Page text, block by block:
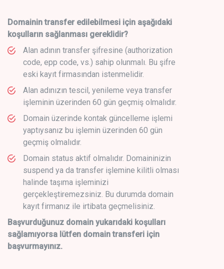
Domainin transfer edilebilmesi için aşağıdaki
koşulların sağlanması gereklidir?
Alan adının transfer şifresine (authorization
code, epp code, vs.) sahip olunmalı. Bu şifre
eski kayıt firmasından istenmelidir.
Alan adınızın tescil, yenileme veya transfer
işleminin üzerinden 60 gün geçmiş olmalıdır.
Domain üzerinde kontak güncelleme işlemi
yaptıysanız bu işlemin üzerinden 60 gün
geçmiş olmalıdır.
Domain status aktif olmalıdır. Domaininizin
suspend ya da transfer işlemine kilitli olması
halinde taşıma işleminizi
gerçekleştiremezsiniz. Bu durumda domain
kayıt firmanız ile irtibata geçmelisiniz.
Başvurduğunuz domain yukarıdaki koşulları
sağlamıyorsa lütfen domain transferi için
başvurmayınız.